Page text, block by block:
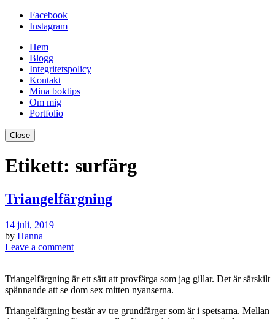
Facebook
Instagram
Hem
Blogg
Integritetspolicy
Kontakt
Mina boktips
Om mig
Portfolio
Close
Etikett: surfärg
Triangelfärgning
14 juli, 2019
by Hanna
Leave a comment
Triangelfärgning är ett sätt att provfärga som jag gillar. Det är särskilt
spännande att se dom sex mitten nyanserna.
Triangelfärgning består av tre grundfärger som är i spetsarna. Mellan